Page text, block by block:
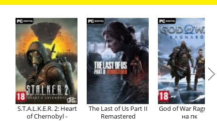
Регистрация Вход
S.T.A.L.K.E.R. 2: Heart
of Chernobyl -
The Last of Us Part II
Remastered
God of War
на пк